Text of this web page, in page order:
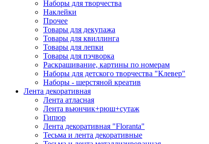
Наборы для творчества
Наклейки
Прочее
Товары для декупажа
Товары для квиллинга
Товары для лепки
Товары для пэчворка
Раскрашивание, картины по номерам
Наборы для детского творчества "Клевер"
Наборы - шерстяной креатив
Лента декоративная
Лента атласная
Лента вьюнчик+рюш+сутаж
Гипюр
Лента декоративная "Floranta"
Тесьма и лента декоративные